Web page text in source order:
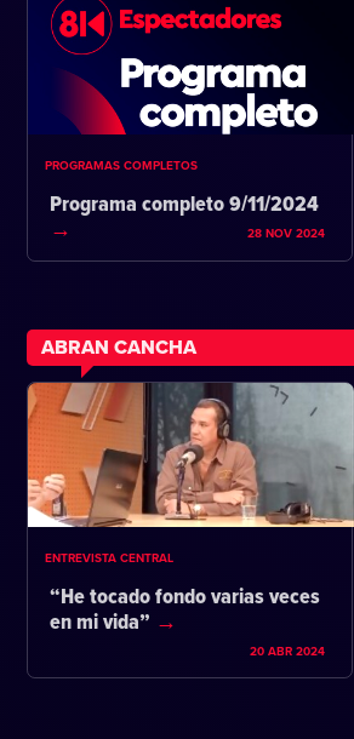
PROGRAMAS COMPLETOS
Programa completo 9/11/2024
28 NOV 2024
ABRAN CANCHA
ENTREVISTA CENTRAL
“He tocado fondo varias veces
en mi vida”
20 ABR 2024